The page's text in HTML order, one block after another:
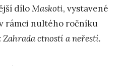
díloMaskoti, vystavené
rámci nultého ročníku
Zahrada ctností a neřestí.